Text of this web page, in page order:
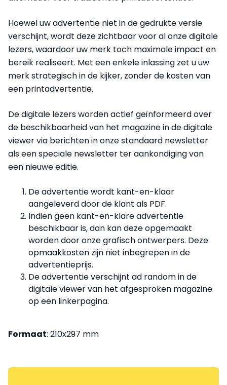
Hoewel uw advertentie niet in de gedrukte versie
verschijnt, wordt deze zichtbaar voor al onze digitale
lezers, waardoor uw merk toch maximale impact en
bereik realiseert. Met een enkele inlassing zet u uw
merk strategisch in de kijker, zonder de kosten van
een printadvertentie.
De digitale lezers worden actief geïnformeerd over
de beschikbaarheid van het magazine in de digitale
viewer via berichten in onze standaard newsletter
als een speciale newsletter ter aankondiging van
een nieuwe editie.
De advertentie wordt kant-en-klaar
aangeleverd door de klant als PDF.
Indien geen kant-en-klare advertentie
beschikbaar is, dan kan deze opgemaakt
worden door onze grafisch ontwerpers. Deze
opmaakkosten zijn niet inbegrepen in de
advertentieprijs.
De advertentie verschijnt ad random in de
digitale viewer van het afgesproken magazine
op een linkerpagina.
Formaat: 210x297 mm